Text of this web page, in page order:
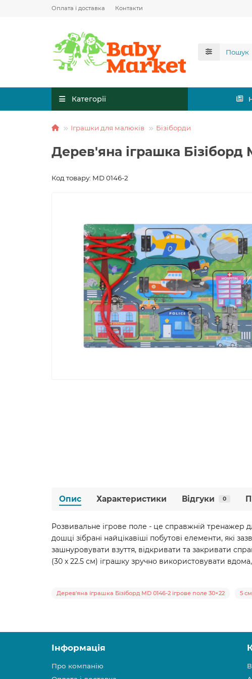
Оплата і доставка Контакти
Категорії
Іграшки для малюків Бізіборди
Дерев'яна іграшка Бізіборд
Код товару: MD 0146-2
Опис Характеристики Відгуки 0
Розвивальне ігрове поле - це справжній тренажер
дошці зібрані найцікавіші побутові елементи, які
зашнуровувати взуття, відкривати та закривати
(30 х 22.5 см) іграшку зручно використовувати
Дерев'яна іграшка Бізіборд MD 0146-2 ігрове поле 30×22 5 см
Інформація
Про компанію